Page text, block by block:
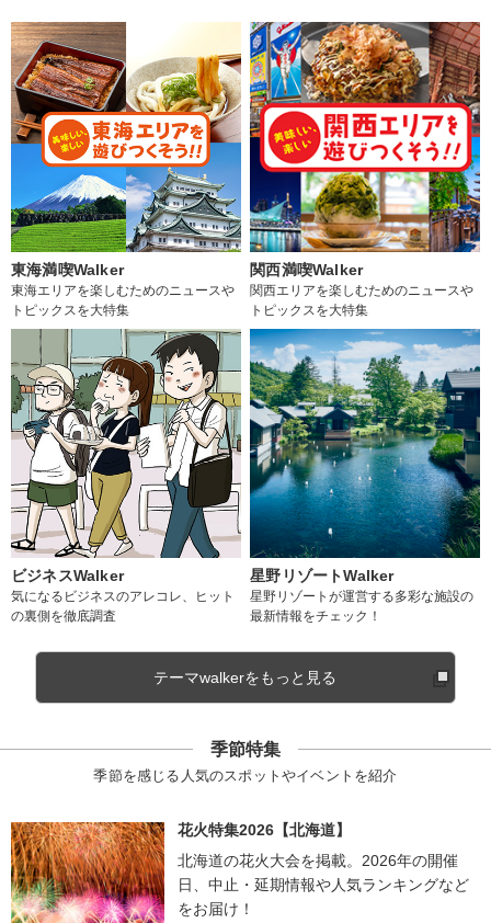
東海満喫Walker
東海エリアを楽しむためのニュースや
トピックスを大特集
関西満喫Walker
関西エリアを楽しむためのニュースや
トピックスを大特集
ビジネスWalker
気になるビジネスのアレコレ、ヒット
の裏側を徹底調査
星野リゾートWalker
星野リゾートが運営する多彩な施設の
最新情報をチェック！
テーマwalkerをもっと見る
季節特集
季節を感じる人気のスポットやイベントを紹介
花火特集2026【北海道】
北海道の花火大会を掲載。2026年の開催
日、中止・延期情報や人気ランキングなど
をお届け！